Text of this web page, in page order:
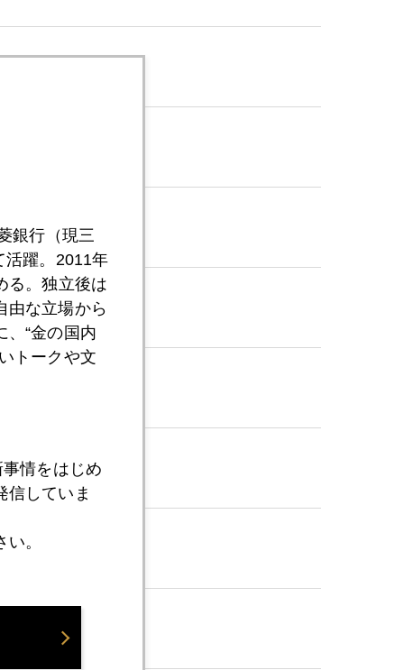
銀行（現三
活躍。2011年
る。独立後は
由な立場から
、“金の国内
トークや文
情をはじめ
信していま
。